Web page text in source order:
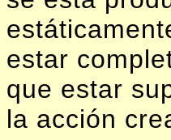
estar
que estar
la acción